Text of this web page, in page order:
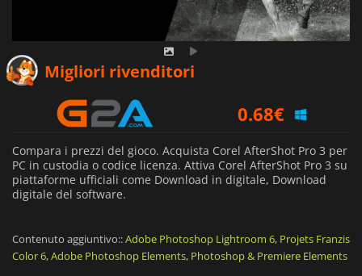
Migliori rivenditori
0.68€
10.59€
Compara i prezzi del gioco. Acquista Corel AfterShot Pro 3 per
PC in custodia o codice licenza. Attiva Corel AfterShot Pro 3 su
piattaforme ufficiali come Download in digitale, Download
digitale del software.
Contenuto aggiuntivo::Adobe Photoshop Lightroom 6, Projets Franzis
Color 6,Adobe Photoshop Elements, Photoshop & Premiere Elements